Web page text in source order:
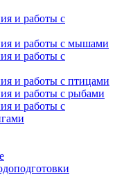
и работы с
и работы с мышами
и работы с
и работы с птицами
и работы с рыбами
и работы с